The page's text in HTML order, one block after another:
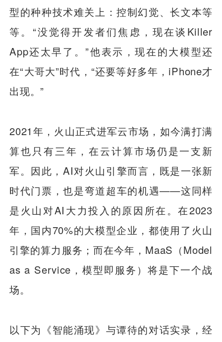
型的种种技术难关上：控制幻觉、长文本等
等。“没觉得开发者们焦虑，现在谈Killer
App还太早了。”他表示，现在的大模型还
在“大哥大”时代，“还要等好多年，iPhone才
出现。”
2021年，火山正式进军云市场，如今满打满
算也只有三年，在云计算市场仍是一支新
军。因此，AI对火山引擎而言，既是一张新
时代门票，也是弯道超车的机遇——这同样
是火山对AI大力投入的原因所在。在2023
年，国内70%的大模型企业，都使用了火山
引擎的算力服务；而在今年，MaaS（Model
as a Service，模型即服务）将是下一个战
场。
以下为《智能涌现》与谭待的对话实录，经